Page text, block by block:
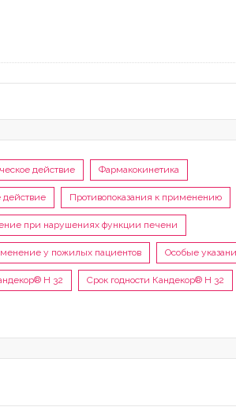
действие Фармакокинетика
действие Противопоказания к применению
при нарушениях функции печени
у пожилых пациентов Особые
H 32 Срок годности Кандекор® H 32